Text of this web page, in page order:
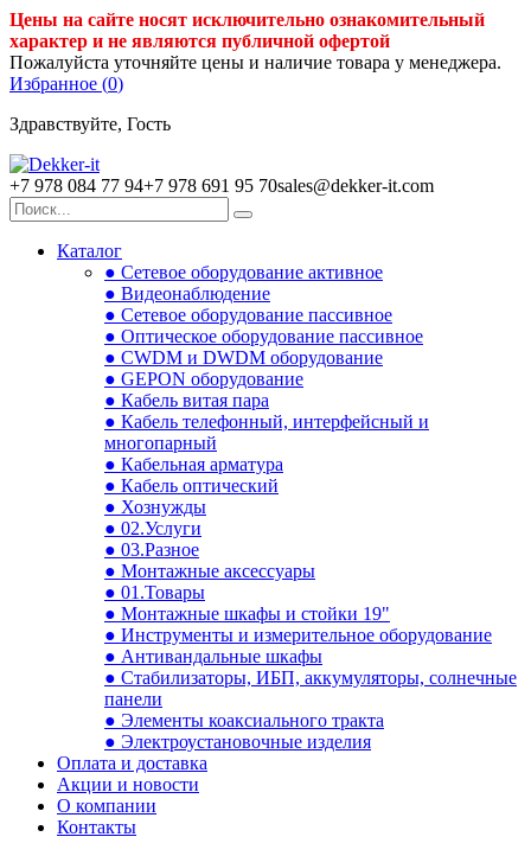
Цены на сайте носят исключительно ознакомительный
характер и не являются публичной офертой
Пожалуйста уточняйте цены и наличие товара у менеджера.
Избранное (0)
Здравствуйте, Гость
+7 978 084 77 94+7 978 691 95 70sales@dekker-it.com
Каталог
● Сетевое оборудование активное
● Видеонаблюдение
● Сетевое оборудование пассивное
● Оптическое оборудование пассивное
● CWDM и DWDM оборудование
● GEPON оборудование
● Кабель витая пара
● Кабель телефонный, интерфейсный и
многопарный
● Кабельная арматура
● Кабель оптический
● Хознужды
● 02.Услуги
● 03.Разное
● Монтажные аксессуары
● 01.Товары
● Монтажные шкафы и стойки 19"
● Инструменты и измерительное оборудование
● Антивандальные шкафы
● Стабилизаторы, ИБП, аккумуляторы, солнечные
панели
● Элементы коаксиального тракта
● Электроустановочные изделия
Оплата и доставка
Акции и новости
О компании
Контакты